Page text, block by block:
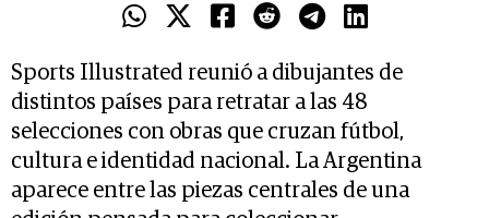
Sports Illustrated reunió a dibujantes de
distintos países para retratar a las 48
selecciones con obras que cruzan fútbol,
cultura e identidad nacional. La Argentina
aparece entre las piezas centrales de una